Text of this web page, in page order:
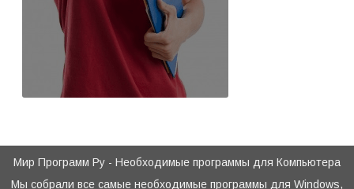
Мир Программ Ру - Необходимые программы для Компьютера
Мы собрали все самые необходимые программы для Windows,